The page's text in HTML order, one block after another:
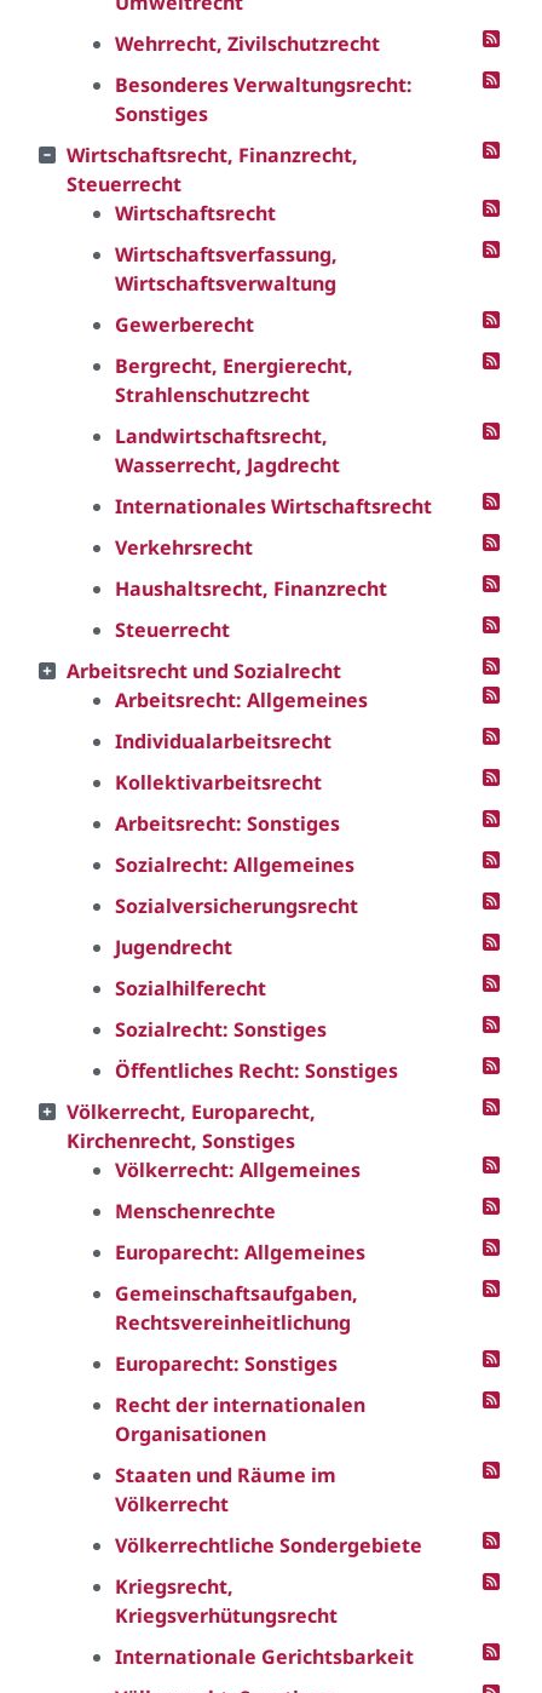
Wehrrecht, Zivilschutzrecht
Besonderes Verwaltungsrecht:
Sonstiges
Wirtschaftsrecht, Finanzrecht,
Steuerrecht
Wirtschaftsrecht
Wirtschaftsverfassung,
Wirtschaftsverwaltung
Gewerberecht
Bergrecht, Energierecht,
Strahlenschutzrecht
Landwirtschaftsrecht,
Wasserrecht, Jagdrecht
Internationales Wirtschaftsrecht
Verkehrsrecht
Haushaltsrecht, Finanzrecht
Steuerrecht
Arbeitsrecht und Sozialrecht
Arbeitsrecht: Allgemeines
Individualarbeitsrecht
Kollektivarbeitsrecht
Arbeitsrecht: Sonstiges
Sozialrecht: Allgemeines
Sozialversicherungsrecht
Jugendrecht
Sozialhilferecht
Sozialrecht: Sonstiges
Öffentliches Recht: Sonstiges
Völkerrecht, Europarecht,
Kirchenrecht, Sonstiges
Völkerrecht: Allgemeines
Menschenrechte
Europarecht: Allgemeines
Gemeinschaftsaufgaben,
Rechtsvereinheitlichung
Europarecht: Sonstiges
Recht der internationalen
Organisationen
Staaten und Räume im
Völkerrecht
Völkerrechtliche Sondergebiete
Kriegsrecht,
Kriegsverhütungsrecht
Internationale Gerichtsbarkeit